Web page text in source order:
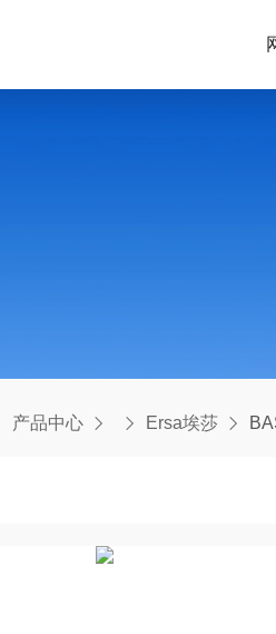
产品中心 Ersa埃莎